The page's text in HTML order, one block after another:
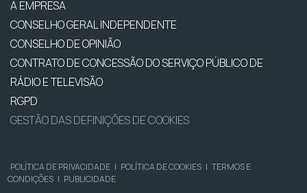
A EMPRESA
CONSELHO GERAL INDEPENDENTE
CONSELHO DE OPINIÃO
CONTRATO DE CONCESSÃO DO SERVIÇO PÚBLICO DE
RÁDIO E TELEVISÃO
RGPD
GESTÃO DAS DEFINIÇÕES DE COOKIES
POLÍTICA DE PRIVACIDADE | POLÍTICA DE COOKIES | TERMOS E
CONDIÇÕES | PUBLICIDADE